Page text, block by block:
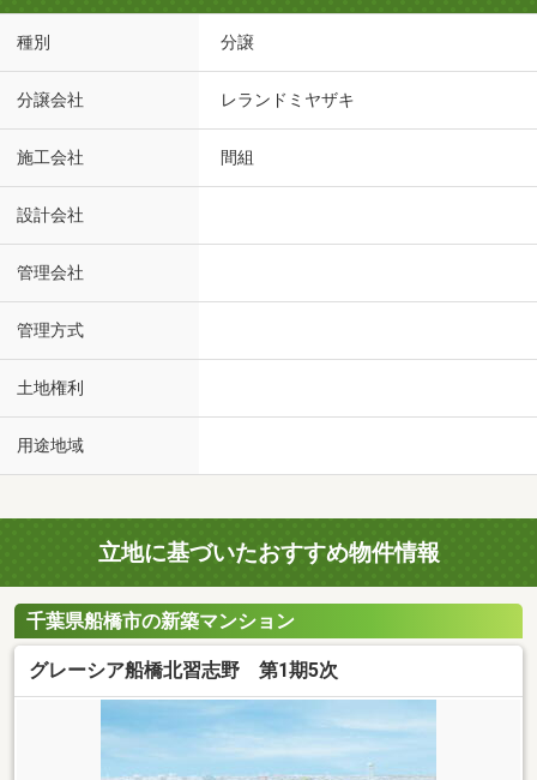
種別 分譲
分譲会社 レランドミヤザキ
施工会社 間組
設計会社
管理会社
管理方式
土地権利
用途地域
立地に基づいたおすすめ物件情報
千葉県船橋市の新築マンション
グレーシア船橋北習志野 第1期5次